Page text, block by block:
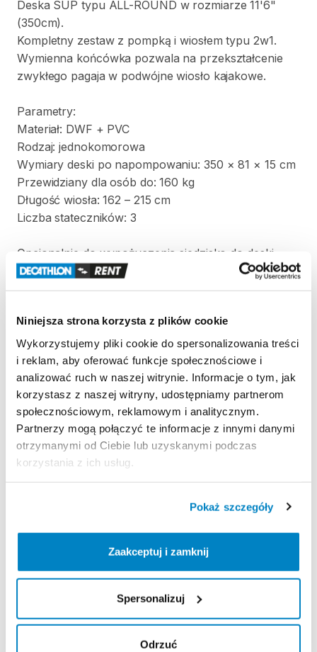
Niniejsza strona korzysta z plików cookie
Wykorzystujemy pliki cookie do spersonalizowania treści
i reklam, aby oferować funkcje społecznościowe i
analizować ruch w naszej witrynie. Informacje o tym, jak
korzystasz z naszej witryny, udostępniamy partnerom
społecznościowym, reklamowym i analitycznym.
Partnerzy mogą połączyć te informacje z innymi danymi
otrzymanymi od Ciebie lub uzyskanymi podczas
korzystania z ich usług.
Pokaż szczegóły
Zaakceptuj i zamknij
Spersonalizuj
Odrzuć
Deska SUP typu ALL-ROUND w rozmiarze 11'6"
(350cm).
Kompletny zestaw z pompką i wiosłem typu 2w1.
Wymienna końcówka pozwala na przekształcenie
zwykłego pagaja w podwójne wiosło kajakowe.
Parametry:
Materiał: DWF + PVC
Rodzaj: jednokomorowa
Wymiary deski po napompowaniu: 350 × 81 × 15 cm
Przewidziany dla osób do: 160 kg
Długość wiosła: 162 – 215 cm
Liczba stateczników: 3
Opcjonalnie do wypożyczenia siedzisko do deski
(dostępne w wybranych
Zasady wypożyczenia
REGULAMIN
Regulamin wypożyczalni
KAUCJA
Nie pobieramy kaucji za wypożyczenie tego
ODBIÓR I ZWROT SPRZĘTU
Poniedziałek: 10:00 - 21:00
Wtorek: 10:00 - 21:00
Czwartek: 10:00 - 21:00